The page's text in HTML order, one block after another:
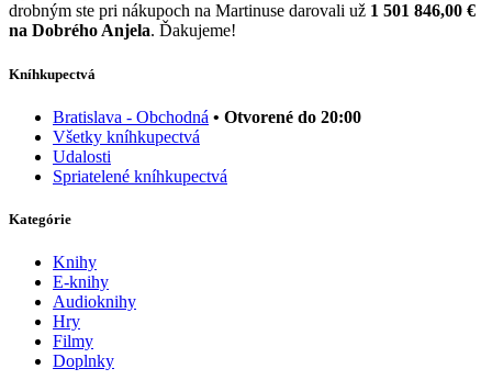
drobným ste pri nákupoch na Martinuse darovali už 1 501 846,00 €
na Dobrého Anjela. Ďakujeme!
Kníhkupectvá
Bratislava - Obchodná • Otvorené do 20:00
Všetky kníhkupectvá
Udalosti
Spriatelené kníhkupectvá
Kategórie
Knihy
E-knihy
Audioknihy
Hry
Filmy
Doplnky